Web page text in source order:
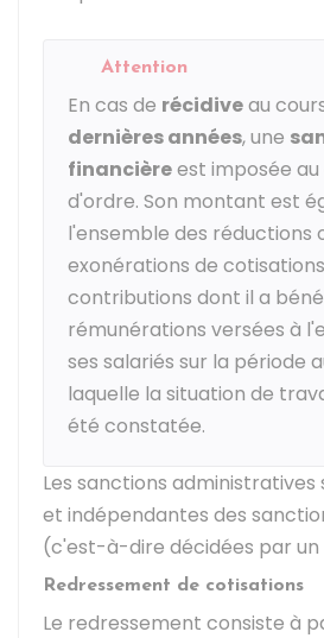
Attention
En cas de récidiveau
dernières années, une
financièreest imposée
d'ordre. Son montant est
l'ensemble des réductions
exonérations de
contributions dont il a
rémunérations versées à
ses salariés sur la période
laquelle la situation de
été constatée.
Les sanctions
et indépendantes des
(c'est-à-dire décidées par
Redressement de cotisations
Le redressement consiste à